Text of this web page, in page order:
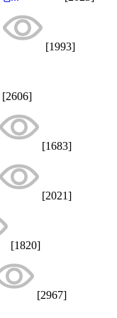
[1993]
[2606]
[1683]
[2021]
[1820]
[2967]